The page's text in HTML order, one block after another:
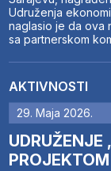
Udruženja
naglasio je da ova
sa partnerskom
AKTIVNOSTI
29. Maja 2026.
UDRUŽENJE